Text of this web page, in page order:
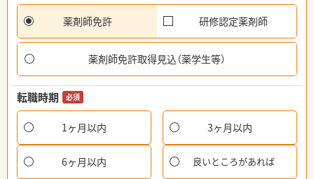
薬剤師免許 研修認定薬剤師
薬剤師免許取得見込（薬学生等）
転職時期 必須
1ヶ月以内 3ヶ月以内
6ヶ月以内 良いところがあれば